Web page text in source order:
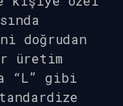
doğrudan
üretim
“L” gibi